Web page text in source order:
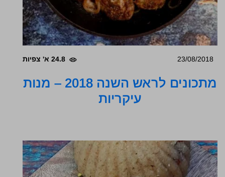
23/08/2018 24.8 א' צפיות
מתכונים לראש השנה 2018 – מנות
עיקריות